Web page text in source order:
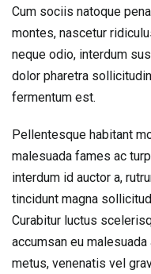
Cum sociis natoque
montes, nascetur
neque odio, interdum
dolor pharetra
fermentum est.
Pellentesque habitant
malesuada fames ac
interdum id auctor a,
tincidunt magna
Curabitur luctus
accumsan eu
metus, venenatis vel